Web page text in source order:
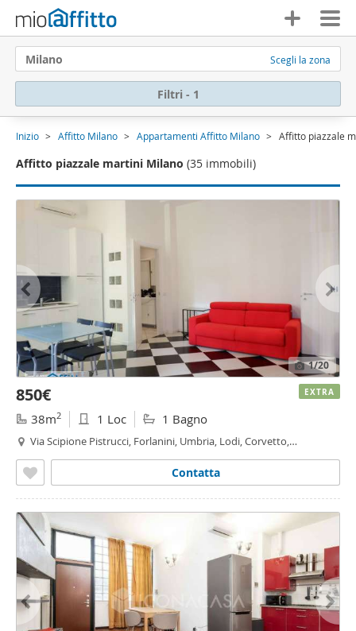
Milano Scegli la zona
Filtri - 1
Inizio Affitto Milano Appartamenti Affitto Milano Affitto piazzale
Affitto piazzale martini Milano (35 immobili)
1/20
850€
38m2 1 Loc 1 Bagno
Via Scipione Pistrucci, Forlanini, Umbria, Lodi, Corvetto,
Contatta
EXTRA